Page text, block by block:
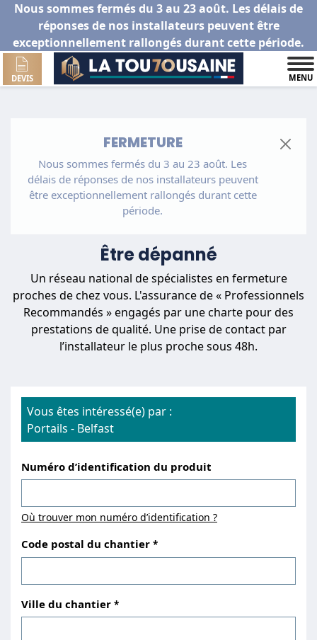
Nous sommes fermés du 3 au 23 août. Les délais de
réponses de nos installateurs peuvent être
exceptionnellement rallongés durant cette période.
DEVIS MENU
FERMETURE
Nous sommes fermés du 3 au 23 août. Les
délais de réponses de nos installateurs peuvent
être exceptionnellement rallongés durant cette
période.
Être dépanné
Un réseau national de spécialistes en fermeture
proches de chez vous. L'assurance de « Professionnels
Recommandés » engagés par une charte pour des
prestations de qualité. Une prise de contact par
l’installateur le plus proche sous 48h.
Vous êtes intéressé(e) par :
Portails - Belfast
Numéro d’identification du produit
Où trouver mon numéro d’identification ?
Code postal du chantier
Ville du chantier